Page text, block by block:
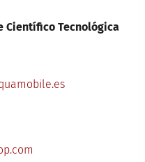
Científico Tecnológica